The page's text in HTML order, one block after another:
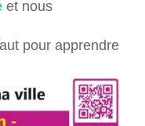
et nous
pour apprendre